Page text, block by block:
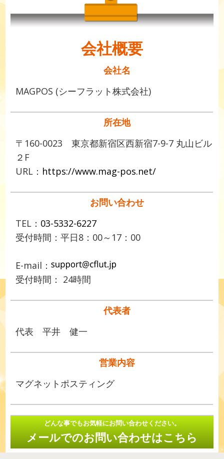
会社概要
会社名
MAGPOS (シーフラット株式会社)
所在地
〒160-0023 東京都新宿区西新宿7-9-7 丸山ビル
２F
URL： https://www.mag-pos.net/
お問い合わせ
TEL： 03-5332-6227
受付時間：平日8：00～17：00
E-mail：
受付時間： 24時間
代表者
代表 平井 健一
営業内容
マグネットポスティング
どんな事でもお気軽にお問い合わせください。
メールでのお問い合わせはこちら